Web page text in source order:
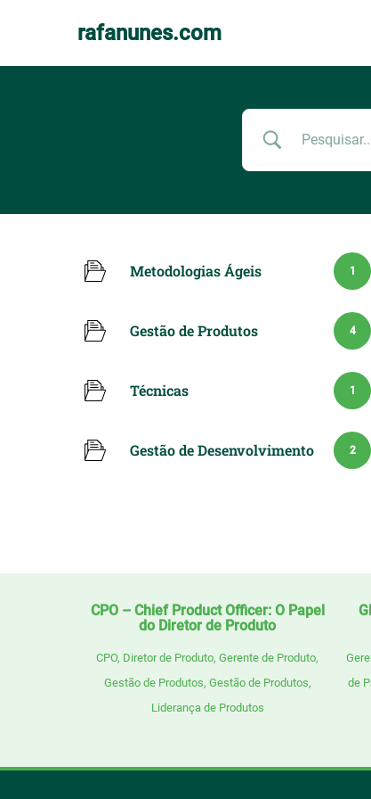
rafanunes.com
Metodologias Ágeis 1
Gestão de Produtos 4
Técnicas 1
Gestão de Desenvolvimento 2
CPO – Chief Product Officer: O Papel
do Diretor de Produto
CPO, Diretor de Produto,Gerente de Produto,
Gestão de Produtos, Gestão de Produtos,
Liderança de Produtos
de